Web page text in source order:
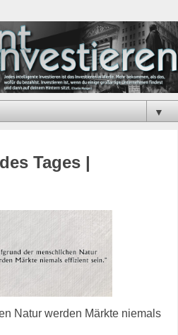
▼
Tages |
Natur werden Märkte niemals